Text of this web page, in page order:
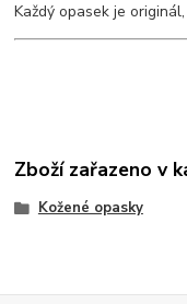
Každý opasek je
Zboží zařazeno v
Kožené opasky